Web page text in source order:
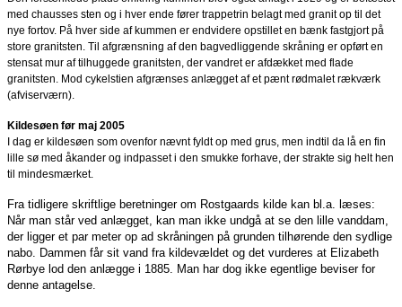
med chausses sten og i hver ende fører trappetrin belagt med granit op til det
nye fortov. På hver side af kummen er endvidere opstillet en bænk fastgjort på
store granitsten. Til afgrænsning af den bagvedliggende skråning er opført en
stensat mur af tilhuggede granitsten, der vandret er afdækket med flade
granitsten. Mod cykelstien afgrænses anlægget af et pænt rødmalet rækværk
(afviserværn).
Kildesøen før maj 2005
I dag er kildesøen som ovenfor nævnt fyldt op med grus, men indtil da lå en fin
lille sø med åkander og indpasset i den smukke forhave, der strakte sig helt hen
til mindesmærket.
Fra tidligere skriftlige beretninger om Rostgaards kilde kan bl.a. læses:
Når man står ved anlægget, kan man ikke undgå at se den lille vanddam,
der ligger et par meter op ad skråningen på grunden tilhørende den sydlige
nabo. Dammen får sit vand fra kildevældet og det vurderes at Elizabeth
Rørbye lod den anlægge i 1885. Man har dog ikke egentlige beviser for
denne antagelse.